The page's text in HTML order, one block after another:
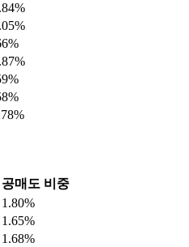
공매도 비중
1.80%
1.65%
1.68%